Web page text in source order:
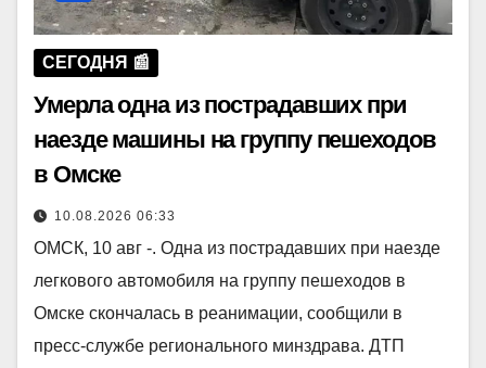
СЕГОДНЯ 📰
Умерла одна из пострадавших при
наезде машины на группу пешеходов
в Омске
10.08.2026 06:33
ОМСК, 10 авг -. Одна из пострадавших при наезде
легкового автомобиля на группу пешеходов в
Омске скончалась в реанимации, сообщили в
пресс-службе регионального минздрава. ДТП